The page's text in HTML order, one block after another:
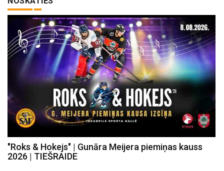
"Roks & Hokejs" | Gunāra Meijera piemiņas kauss
2026 | TIEŠRAIDE